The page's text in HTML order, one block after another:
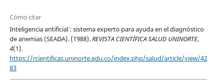
Cómo citar
Inteligencia antificial : sistema experto para ayuda en el diagnóstico
de anemias (SEADA). (1988).REVISTA CIENTÍFICA SALUD UNINORTE,
4(1).
https://rcientificas.uninorte.edu.co/index.php/salud/article/view/42
83